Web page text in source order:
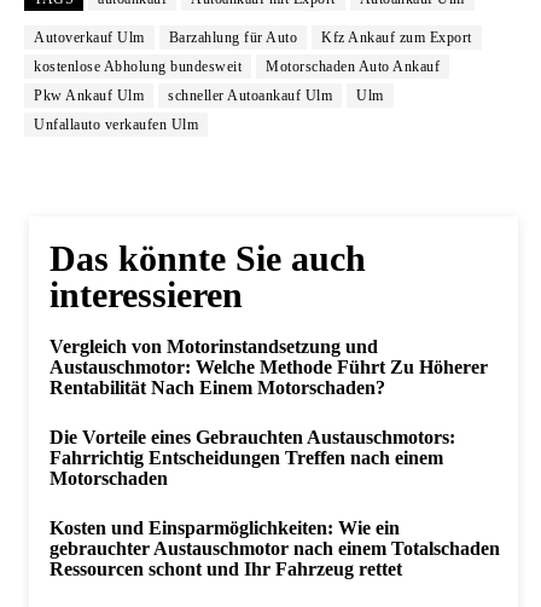
Autoverkauf Ulm Barzahlung für Auto
Kfz Ankauf zum Export
kostenlose Abholung bundesweit
Motorschaden Auto Ankauf
Pkw Ankauf Ulm
schneller Autoankauf Ulm
Ulm
Unfallauto verkaufen Ulm
Das könnte Sie auch
interessieren
Vergleich von Motorinstandsetzung und
Austauschmotor: Welche Methode Führt Zu Höherer
Rentabilität Nach Einem Motorschaden?
Die Vorteile eines Gebrauchten Austauschmotors:
Fahrrichtig Entscheidungen Treffen nach einem
Motorschaden
Kosten und Einsparmöglichkeiten: Wie ein
gebrauchter Austauschmotor nach einem Totalschaden
Ressourcen schont und Ihr Fahrzeug rettet